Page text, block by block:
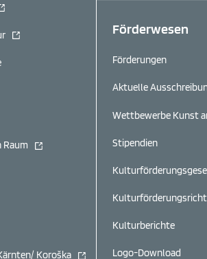
in neuem Fenster)
(öffnet in neuem Fenster)
(öffnet in neuem Fenster)
Koroška (öffnet in neuem Fenster)
Förderwesen
Förderungen
Aktuelle
Wettbewerbe Kunst
Stipendien
Kulturberichte
Logo-Download